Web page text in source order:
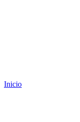
Inicio